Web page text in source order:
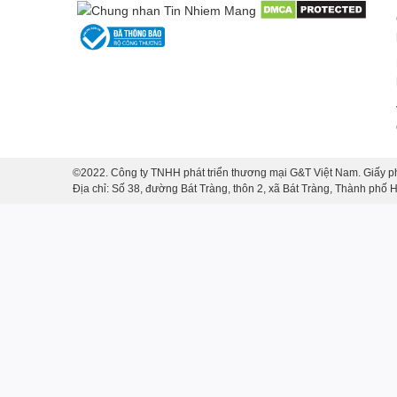
nào.
Chính sự khác biệt đó làm nên
giá trị thủ công và
Khi nghệ thuật hòa cùng đời
không
nhã và thư giãn
; còn trong không gian làm việc, lọ
Ngoài ra, sản phẩm còn là món quà tặng sang trọng
©2022. Công ty TNHH phát triển thương mại G&T Việt Nam. Giấy
Địa chỉ: Số 38, đường Bát Tràng, thôn 2, xã Bát Tràng, Thành phố